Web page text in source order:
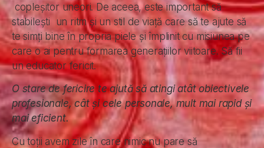
copleșitor uneori. De aceea, este important să
stabilești un ritm și un stil de viață care să te ajute să
te simți bine în propria piele și împlinit cu misiunea pe
care o ai pentru formarea generațiilor viitoare. Să fii
un educator fericit.
O stare de fericire te ajută să atingi atât obiectivele
profesionale, cât și cele personale, mult mai rapid și
mai eficient.
Cu toții avem zile în care nimic nu pare să